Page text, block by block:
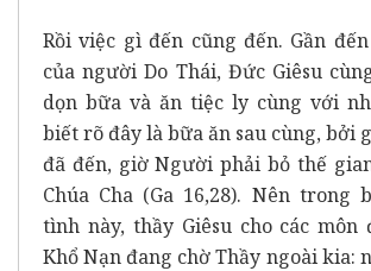
Rồi việc gì đến cũng đến. Gần
của người Do Thái, Đức Giêsu
dọn bữa và ăn tiệc ly cùng với
biết rõ đây là bữa ăn sau cùng, bởi
đã đến, giờ Người phải bỏ thế
Chúa Cha (Ga 16,28). Nên trong
tình này, thầy Giêsu cho các môn
Khổ Nạn đang chờ Thầy ngoài kia: